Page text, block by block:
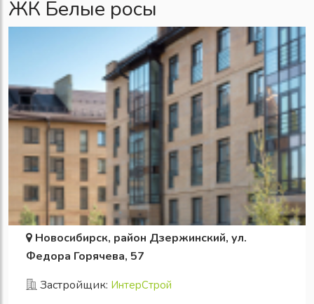
ЖК Белые росы
Новосибирск, район Дзержинский, ул.
Федора Горячева, 57
Застройщик: ИнтерСтрой